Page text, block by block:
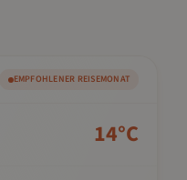
EMPFOHLENER REISEMONAT
14°C